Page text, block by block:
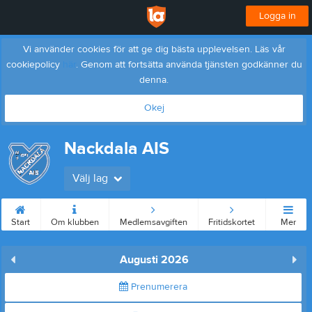
Logga in
Vi använder cookies för att ge dig bästa upplevelsen. Läs vår
cookiepolicy
. Genom att fortsätta använda tjänsten godkänner du
denna.
Okej
Nackdala AIS
Välj lag
Start Om klubben Medlemsavgiften Fritidskortet Mer
Augusti 2026
Prenumerera